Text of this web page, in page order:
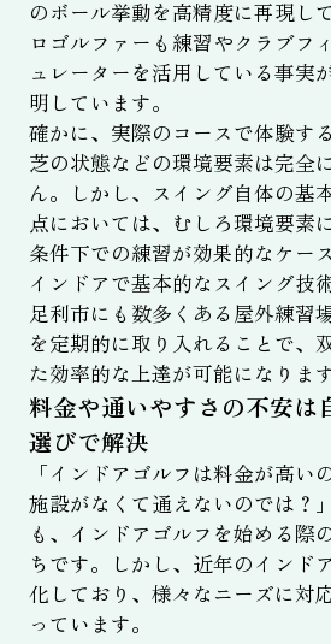
のボール挙動を高精度に再現し
ロゴルファーも練習やクラブフ
ュレーターを活用している事実
明しています。
確かに、実際のコースで体験す
芝の状態などの環境要素は完全
ん。しかし、スイング自体の基
点においては、むしろ環境要素
条件下での練習が効果的なケー
インドアで基本的なスイング技
足利市にも数多くある屋外練習
を定期的に取り入れることで、
た効率的な上達が可能になります
料金や通いやすさの不安は
選びで解決
「インドアゴルフは料金が高い
施設がなくて通えないのでは？
も、インドアゴルフを始める際
ちです。しかし、近年のインド
化しており、様々なニーズに対
っています。